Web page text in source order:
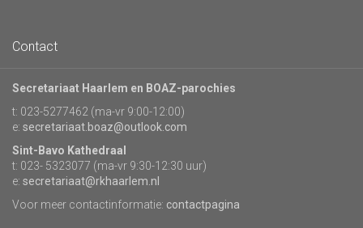
Contact
Secretariaat Haarlem en BOAZ-parochies
t: 023-5277462 (ma-vr 9:00-12:00)
e: secretariaat.boaz@outlook.com
Sint-Bavo Kathedraal
t: 023- 5323077 (ma-vr 9:30-12:30 uur)
e: secretariaat@rkhaarlem.nl
Voor meer contactinformatie: contactpagina